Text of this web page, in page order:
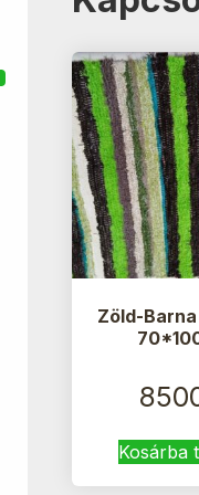
Zöld-
Kosárba